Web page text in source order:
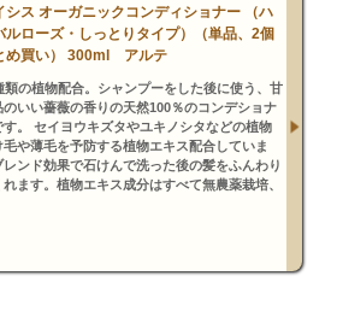
シス オーガニックコンディショナー （ハ
ルローズ・しっとりタイプ）（単品、2個
め買い） 300ml アルテ
類の植物配合。シャンプーをした後に使う、甘
のいい薔薇の香りの天然100％のコンデショナ
す。 セイヨウキズタやユキノシタなどの植物
や薄毛を予防する植物エキス配合していま
ンド効果で石けんで洗った後の髪をふんわり
ます。植物エキス成分はすべて無農薬栽培、